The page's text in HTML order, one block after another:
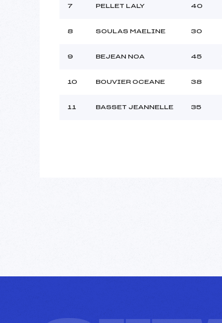
Pénalité appliquée :
7 PELLET LALY 40
8 SOULAS MAELINE 30
9 BEJEAN NOA 45
10 BOUVIER OCEANE 38
11 BASSET JEANNELLE 35